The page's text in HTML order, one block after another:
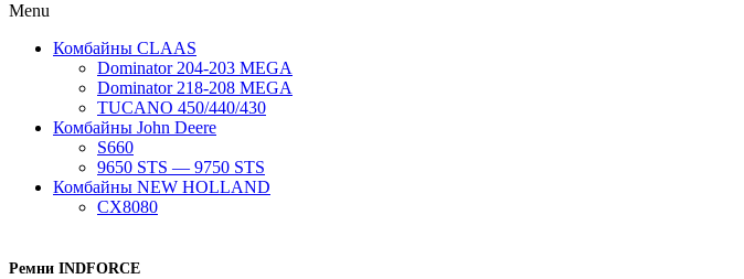
Menu
Комбайны CLAAS
Dominator 204-203 MEGA
Dominator 218-208 MEGA
TUCANO 450/440/430
Комбайны John Deere
S660
9650 STS — 9750 STS
Комбайны NEW HOLLAND
CX8080
Ремни INDFORCE